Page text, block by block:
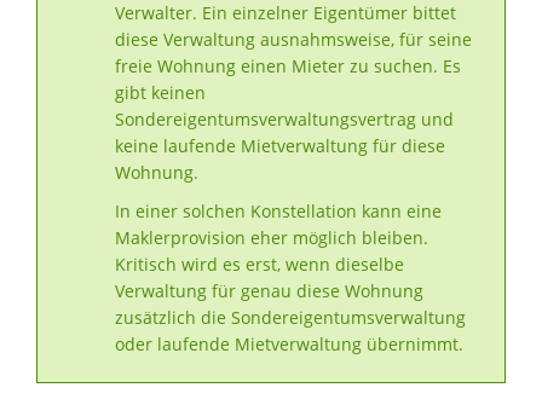
Verwalter. Ein einzelner Eigentümer bittet
diese Verwaltung ausnahmsweise, für seine
freie Wohnung einen Mieter zu suchen. Es
gibt keinen
Sondereigentumsverwaltungsvertrag und
keine laufende Mietverwaltung für diese
Wohnung.
In einer solchen Konstellation kann eine
Maklerprovision eher möglich bleiben.
Kritisch wird es erst, wenn dieselbe
Verwaltung für genau diese Wohnung
zusätzlich die Sondereigentumsverwaltung
oder laufende Mietverwaltung übernimmt.